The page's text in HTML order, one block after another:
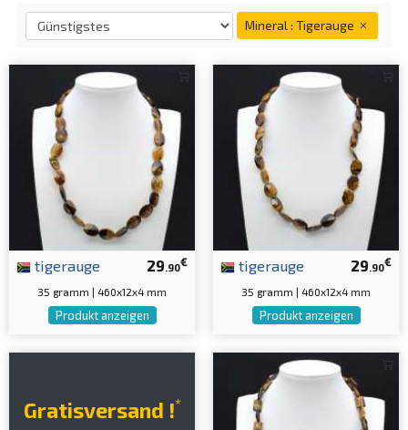
Mineral : Tigerauge
29.90€
tigerauge
35 gramm | 460x12x4 mm
Produkt anzeigen
29.90€
tigerauge
35 gramm | 460x12x4 mm
Produkt anzeigen
Gratisversand !*